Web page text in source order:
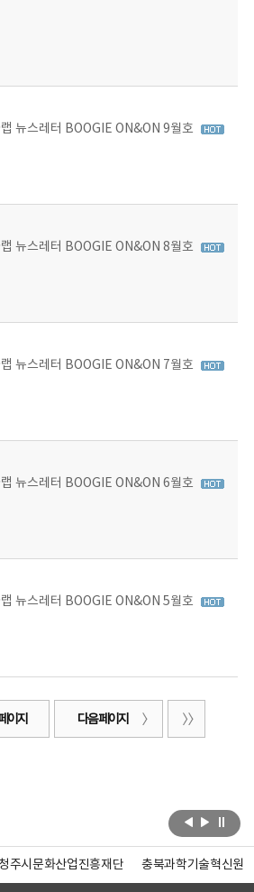
뉴스레터 BOOGIE ON&ON 9월호
뉴스레터 BOOGIE ON&ON 8월호
뉴스레터 BOOGIE ON&ON 7월호
뉴스레터 BOOGIE ON&ON 6월호
뉴스레터 BOOGIE ON&ON 5월호
이지 다음 페이지
청주시문화산업진흥재단 충북과학기술혁신원